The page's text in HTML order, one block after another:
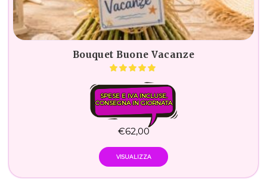
Bouquet Buone Vacanze
SPESE E IVA INCLUSE.
CONSEGNA IN GIORNATA
€62,00
VISUALIZZA